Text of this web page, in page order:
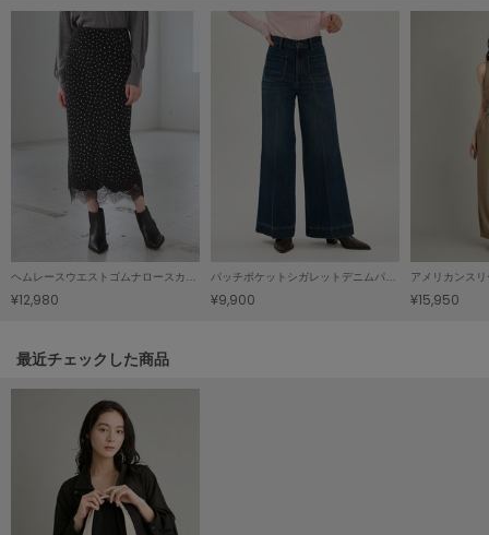
le coq sportif
ルコックスポルティフ
LeSportsac
レスポートサック
LILY BROWN
リリーブラウン
LILY BROWN Lingerie
リリーブラウンランジェリー
リトルユニオン トウキョウ
made of Organics
メイドオブオーガニクス
MICHU COQUETTE
ミチュ コケット
MIESROHE
ミースロエ
ヘムレースウエストゴムナロースカート
¥12,980
パッチポケットシガレットデニムパンツ
¥9,900
アメリカンス
¥15,950
関連記事
最近チェックした商品